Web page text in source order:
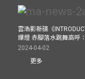
雲浩影新碟《
爆燈 赤腳落水跳舞高呼
2024-04-02
更多